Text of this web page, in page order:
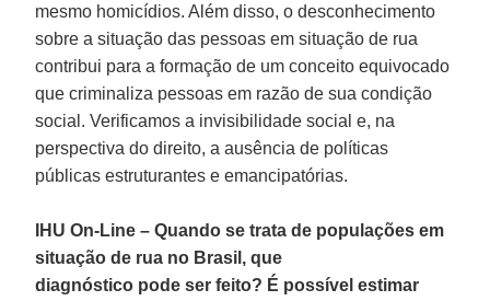
mesmo homicídios. Além disso, o desconhecimento
sobre a situação das pessoas em situação de rua
contribui para a formação de um conceito equivocado
que criminaliza pessoas em razão de sua condição
social. Verificamos a invisibilidade social e, na
perspectiva do direito, a ausência de políticas
públicas estruturantes e emancipatórias.
IHU On-Line – Quando se trata de populações em
situação de rua no Brasil, que
diagnóstico pode ser feito? É possível estimar